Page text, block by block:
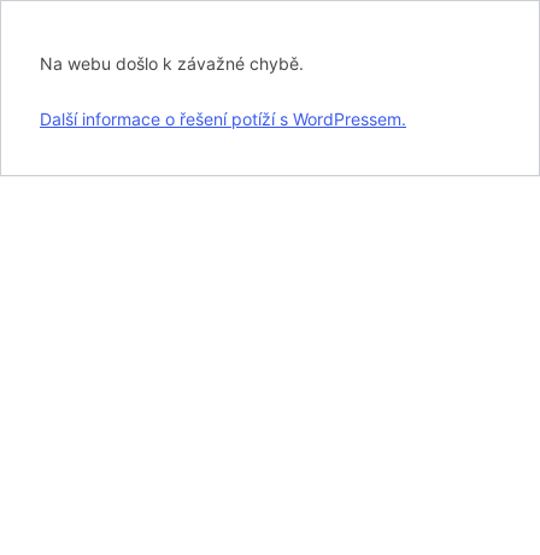
Na webu došlo k závažné chybě.
Další informace o řešení potíží s WordPressem.